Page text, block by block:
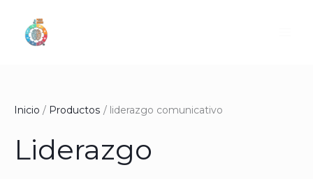
contenido
Inicio Productos liderazgo comunicativo
Liderazgo